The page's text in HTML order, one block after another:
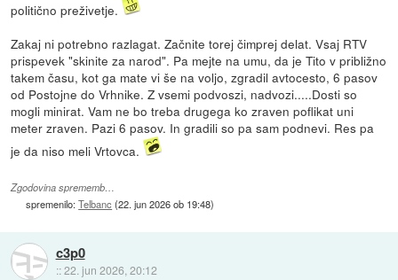
politično preživetje.
Zakaj ni potrebno razlagat. Začnite torej čimprej delat. Vsaj RTV
prispevek "skinite za narod". Pa mejte na umu, da je Tito v približno
takem času, kot ga mate vi še na voljo, zgradil avtocesto, 6 pasov
od Postojne do Vrhnike. Z vsemi podvoszi, nadvozi.....Dosti so
mogli minirat. Vam ne bo treba drugega ko zraven poflikat uni
meter zraven. Pazi 6 pasov. In gradili so pa sam podnevi. Res pa
je da niso meli Vrtovca.
Zgodovina sprememb…
spremenilo:Telbanc (22. jun 2026 ob 19:48)
c3p0
::22. jun 2026, 20:12